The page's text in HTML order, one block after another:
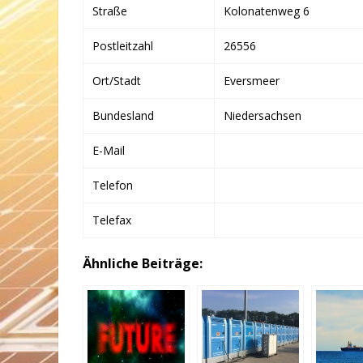
Straße Kolonatenweg 6
Postleitzahl 26556
Ort/Stadt Eversmeer
Bundesland Niedersachsen
E-Mail
Telefon
Telefax
Ähnliche Beiträge: